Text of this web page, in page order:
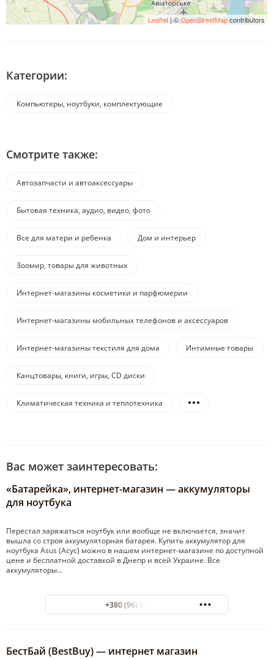
Leaflet| ©OpenStreetMapcontributors
Категории:
Компьютеры, ноутбуки, комплектующие
Смотрите также:
Автозапчасти и автоаксессуары
Бытовая техника, аудио, видео, фото
Все для матери и ребенка Дом и интерьер
Зоомир, товары для животных
Интернет-магазины косметики и парфюмерии
Интернет-магазины мобильных телефонов и аксессуаров
Интернет-магазины текстиля для дома Интимные товары
Канцтовары, книги, игры, CD диски
Климатическая техника и теплотехника
Вас может заинтересовать:
«Батарейка», интернет-магазин — аккумуляторы
для ноутбука
Перестал заряжаться ноутбук или вообще не включается, значит
вышла со строя аккумуляторная батарея. Купить аккумулятор для
ноутбука Asus (Асус) можно в нашем интернет-магазине по доступной
цене и бесплатной доставкой в Днепр и всей Украине. Все
аккумуляторы…
+380 (96) 9596249
БестБай (BestBuy) — интернет магазин